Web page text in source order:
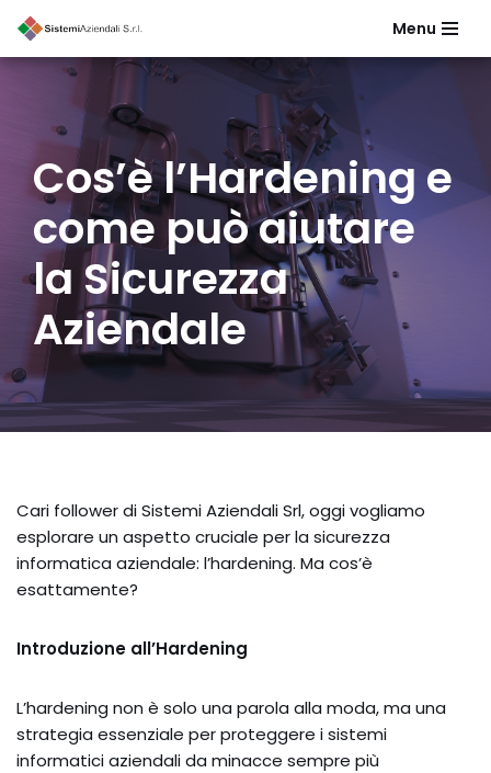
Vai
contenuto
Menu
Cos’è l’Hardening e
come può aiutare
la Sicurezza
Aziendale
Cari follower di Sistemi Aziendali Srl, oggi vogliamo
esplorare un aspetto cruciale per la sicurezza
informatica aziendale: l’hardening. Ma cos’è
esattamente?
Introduzione all’Hardening
L’hardening non è solo una parola alla moda, ma una
strategia essenziale per proteggere i sistemi
informatici aziendali da minacce sempre più